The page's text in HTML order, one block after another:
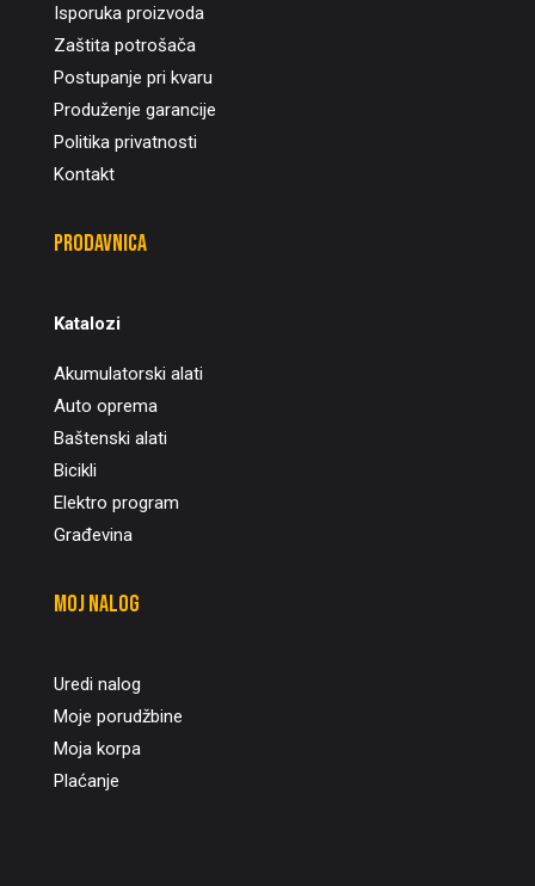
Isporuka proizvoda
Zaštita potrošača
Postupanje pri kvaru
Produženje garancije
Politika privatnosti
Kontakt
Prodavnica
Katalozi
Akumulatorski alati
Auto oprema
Baštenski alati
Bicikli
Elektro program
Građevina
Moj nalog
Uredi nalog
Moje porudžbine
Moja korpa
Plaćanje